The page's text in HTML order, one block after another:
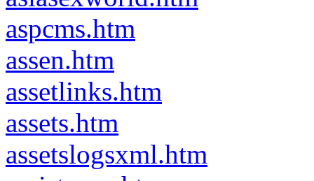
aspcms.htm
assen.htm
assetlinks.htm
assets.htm
assetslogsxml.htm